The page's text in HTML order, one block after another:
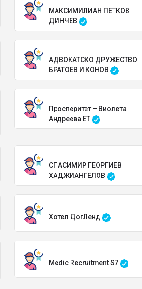
МАКСИМИЛИАН ПЕТКОВ
ДИНЧЕВ
АДВОКАТСКО ДРУЖЕСТВО
БРАТОЕВ И КОНОВ
Просперитет – Виолета
Андреева ЕТ
СПАСИМИР ГЕОРГИЕВ
ХАДЖИАНГЕЛОВ
Хотел ДогЛенд
Medic Recruitment S7